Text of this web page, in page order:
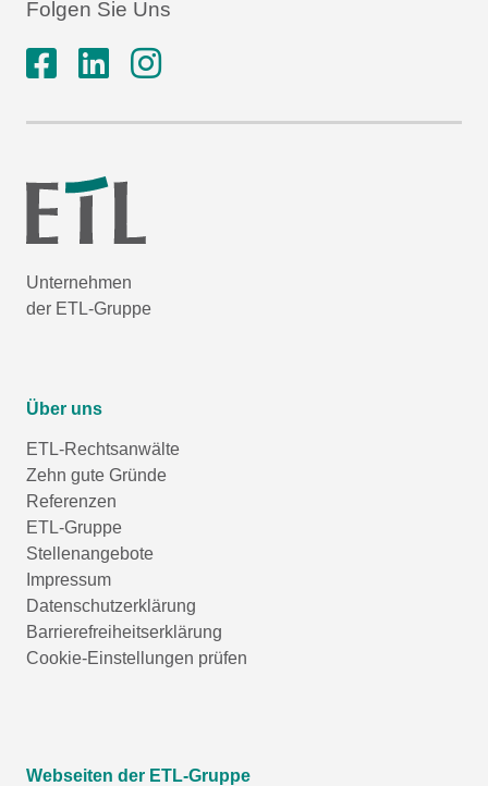
Folgen Sie Uns
Unternehmen
der ETL-Gruppe
Über uns
ETL-Rechtsanwälte
Zehn gute Gründe
Referenzen
ETL-Gruppe
Stellenangebote
Impressum
Datenschutzerklärung
Barrierefreiheitserklärung
Cookie-Einstellungen prüfen
Webseiten der ETL-Gruppe